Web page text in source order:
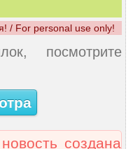
/ For personal use only!
посмотрите
создана